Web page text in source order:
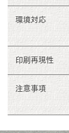
環境対応
印刷再現性
注意事項